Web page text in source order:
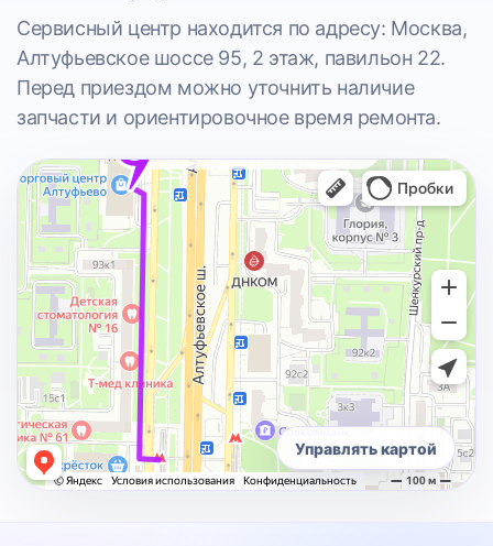
Сервисный центр находится по адресу: Москва,
Алтуфьевское шоссе 95, 2 этаж, павильон 22.
Перед приездом можно уточнить наличие
запчасти и ориентировочное время ремонта.
Управлять картой